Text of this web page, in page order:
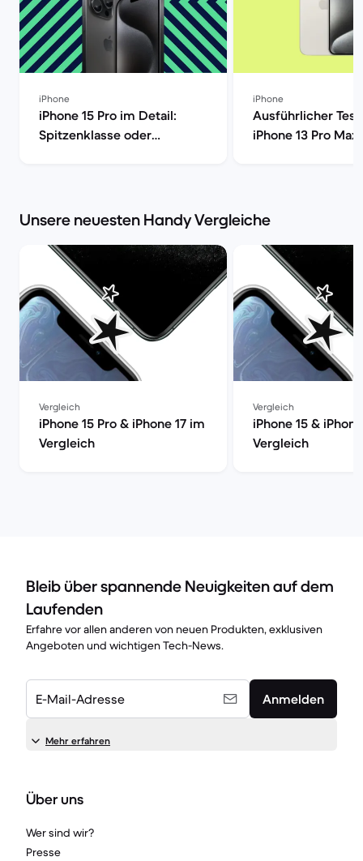
iPhone
iPhone 15 Pro im Detail:
Spitzenklasse oder
iPhone
Ausführlicher
iPhone 13 Pro Max
Unsere neuesten Handy Vergleiche
Vergleich
iPhone 15 Pro & iPhone 17 im
Vergleich
Vergleich
iPhone 15 &
Vergleich
Bleib über spannende Neuigkeiten auf dem
Laufenden
Erfahre vor allen anderen von neuen Produkten, exklusiven
Angeboten und wichtigen Tech-News.
E-Mail-Adresse Anmelden
Mehr erfahren
Über uns
Wer sind wir?
Presse